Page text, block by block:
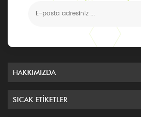
HAKKIMIZDA
SICAK ETIKETLER